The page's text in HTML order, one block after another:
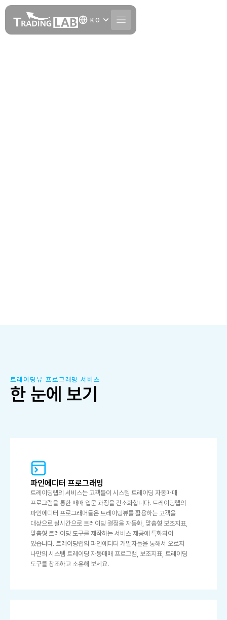
KO
트레이딩뷰 프로그래밍 서비스
한 눈에 보기
파인에디터 프로그래밍
트레이딩랩의 서비스는 고객들이 시스템 트레이딩 자동매매
프로그램을 통한 매매 입문 과정을 간소화합니다. 트레이딩랩의
파인에디터 프로그래머들은 트레이딩뷰를 활용하는 고객을
대상으로 실시간으로 트레이딩 결정을 자동화, 맞춤형 보조지표,
맞춤형 트레이딩 도구를 제작하는 서비스 제공에 특화되어
있습니다. 트레이딩랩의 파인에디터 개발자들을 통해서 오로지
나만의 시스템 트레이딩 자동매매 프로그램, 보조지표, 트레이딩
도구를 창조하고 소유해 보세요.